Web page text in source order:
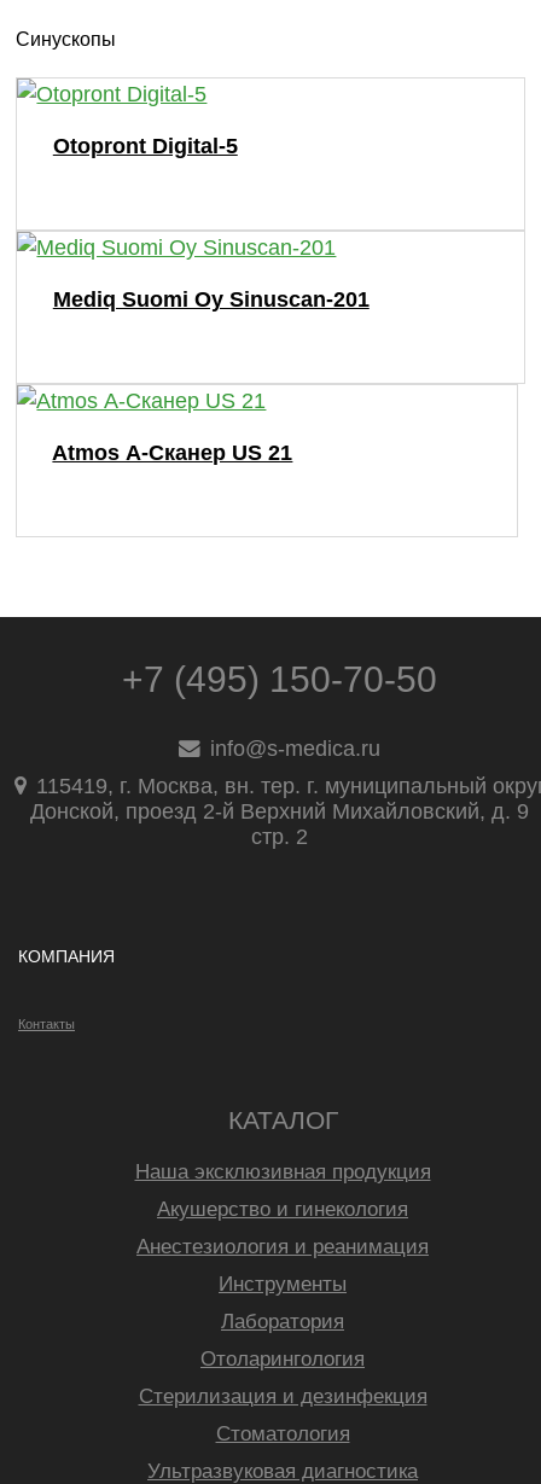
Синускопы
Otopront Digital-5
Mediq Suomi Oy Sinuscan-201
Atmos А-Сканер US 21
+7 (495) 150-70-50
info@s-medica.ru
115419, г. Москва, вн. тер. г. муниципальный
Донской, проезд 2-й Верхний Михайловский, д. 9
стр. 2
КОМПАНИЯ
Контакты
КАТАЛОГ
Наша эксклюзивная продукция
Акушерство и гинекология
Анестезиология и реанимация
Инструменты
Лаборатория
Отоларингология
Стерилизация и дезинфекция
Стоматология
Ультразвуковая диагностика